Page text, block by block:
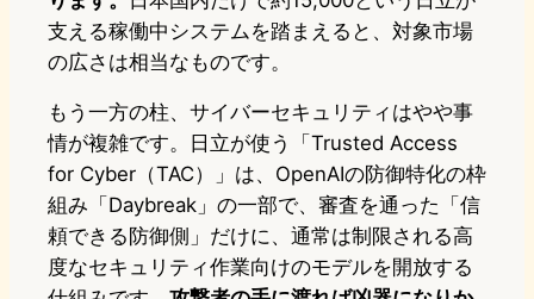
支える稼働中システムを踏まえると、対象市場
の広さは相当なものです。
もう一方の柱、サイバーセキュリティはやや事
情が複雑です。日立が使う「Trusted Access
for Cyber（TAC）」は、OpenAIの防御特化の枠
組み「Daybreak」の一部で、審査を通った「信
頼できる防御側」だけに、通常は制限される高
度なセキュリティ作業向けのモデルを開放する